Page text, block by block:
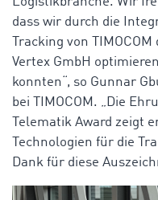
dass wir durch die
Tracking von
Vertex GmbH
konnten“, so Gunnar
bei TIMOCOM. „Die
Telematik Award zeigt
Technologien für die
Dank für diese